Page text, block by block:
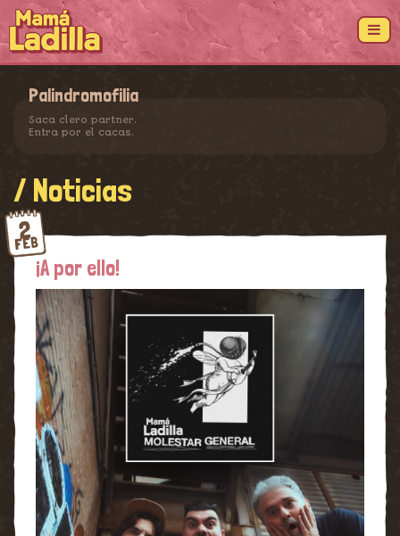
Palindromofilia
Saca clero partner.
Entra por el cacas.
/ Noticias
2
FEB
¡A por ello!